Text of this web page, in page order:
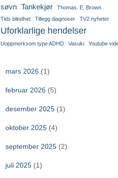
søvn Tankekjør
Thomas. E. Brown
Tids blindhet
Tillegg diagnoser TV2 nyheter
Uforklarlige hendelser
Uoppmerksom type ADHD Vasuki Youtube
mars 2026 (1)
februar 2026 (5)
desember 2025(1)
oktober 2025(4)
september 2025(2)
juli 2025(1)